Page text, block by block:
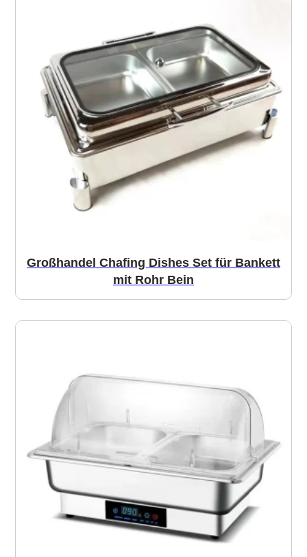
Großhandel Chafing Dishes Set für Bankett
mit Rohr Bein